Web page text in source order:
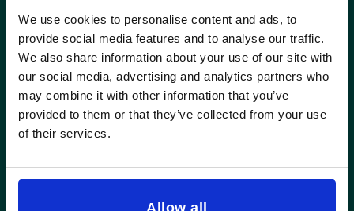
We use cookies to personalise content and ads, to
provide social media features and to analyse our traffic.
We also share information about your use of our site with
our social media, advertising and analytics partners who
may combine it with other information that you’ve
provided to them or that they’ve collected from your use
of their services.
Allow all
Évaluation des Risques